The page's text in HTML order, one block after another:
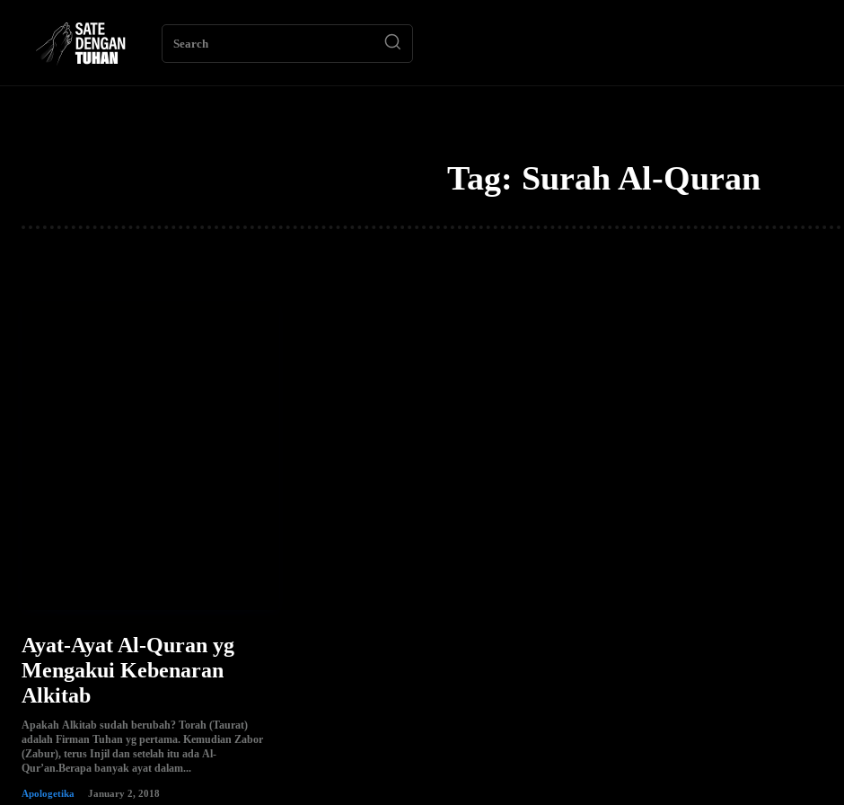
Search
Tag: Surah Al-Quran
Ayat-Ayat Al-Quran yg
Mengakui Kebenaran
Alkitab
Apakah Alkitab sudah berubah? Torah (Taurat)
adalah Firman Tuhan yg pertama. Kemudian Zabor
(Zabur), terus Injil dan setelah itu ada Al-
Qur’an.Berapa banyak ayat dalam...
Apologetika January 2, 2018